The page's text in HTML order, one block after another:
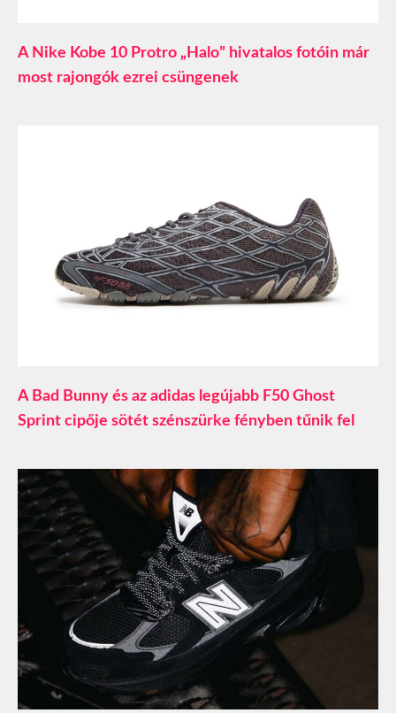
A Nike Kobe 10 Protro „Halo” hivatalos fotóin már
most rajongók ezrei csüngenek
A Bad Bunny és az adidas legújabb F50 Ghost
Sprint cipője sötét szénszürke fényben tűnik fel